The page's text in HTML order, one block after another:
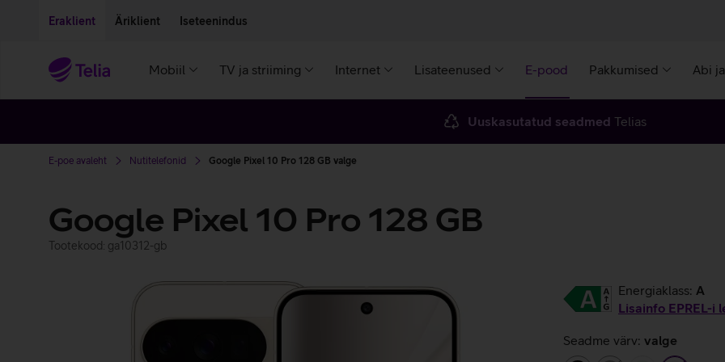
Eraklient Äriklient Iseteenindus
Mobiil TV ja striiming Internet Lisateenused E-pood Pakkumised Abi
Uuskasutatud seadmed Telias
E-poe avaleht Nutitelefonid Google Pixel 10 Pro 128 GB valge
Google Pixel 10 Pro 128 GB
Tootekood: ga10312-gb
Energiaklass: A
Lisainfo EPREL-i
Seadme värv: valge